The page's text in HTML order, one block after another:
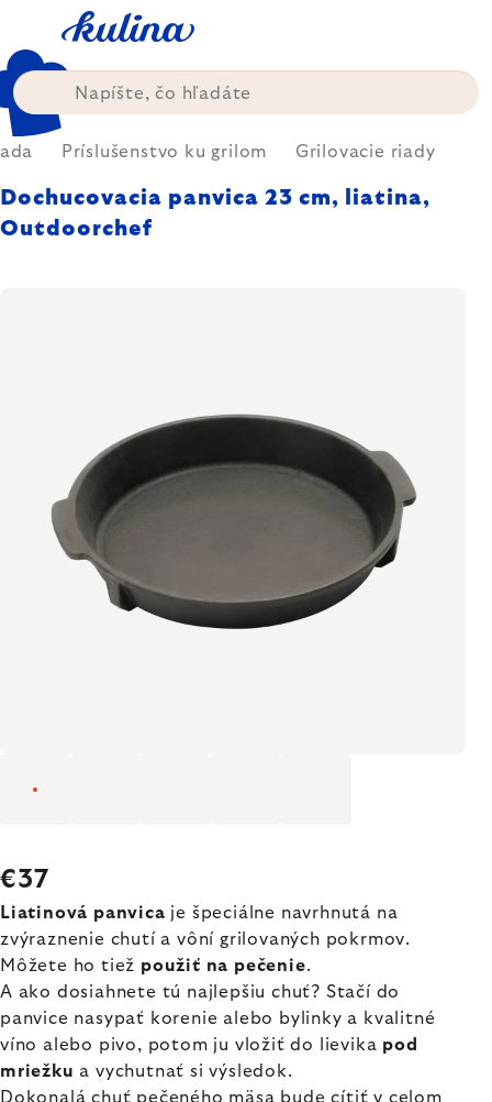
obsah
Príslušenstvo ku grilom Grilovacie riady
Dochucovacia panvica 23 cm, liatina,
Outdoorchef
€37
Liatinová panvica je špeciálne navrhnutá na
zvýraznenie chutí a vôní grilovaných pokrmov.
Môžete ho tiež použiť na pečenie.
A ako dosiahnete tú najlepšiu chuť? Stačí do
panvice nasypať korenie alebo bylinky a kvalitné
víno alebo pivo, potom ju vložiť do lievika pod
mriežku a vychutnať si výsledok.
Dokonalá chuť pečeného mäsa bude cítiť v celom